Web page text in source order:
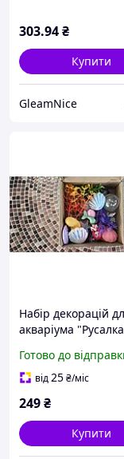
303.94₴
Купити
GleamNice
Набір декорацій
акваріума
корали
Готово до
від25₴/міс
249₴
Купити